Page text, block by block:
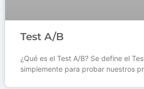
Test A/B
¿Qué es el Test A/B? Se define el
simplemente para probar nuestros